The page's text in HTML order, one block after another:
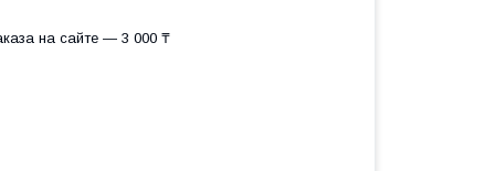
на сайте — 3 000 ₸